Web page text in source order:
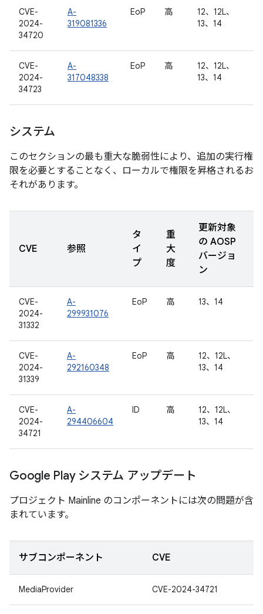
CVE-
2024-
34720
A-
319081336
EoP 高
12、12L、
13、14
CVE-
2024-
34723
A-
317048338
EoP 高
12、12L、
13、14
システム
このセクションの最も重大な脆弱性により、追加の実行権
限を必要とすることなく、ローカルで権限を昇格されるお
それがあります。
CVE 参照
タ
イ
プ
重
大
度
更新対象
の AOSP
バージョ
ン
CVE-
2024-
31332
A-
299931076
EoP 高 13、14
CVE-
2024-
31339
A-
292160348
EoP 高
12、12L、
13、14
CVE-
2024-
34721
A-
294406604
ID 高
12、12L、
13、14
Google Play システム アップデート
プロジェクト Mainline のコンポーネントには次の問題が含
まれています。
サブコンポーネント CVE
MediaProvider CVE-2024-34721